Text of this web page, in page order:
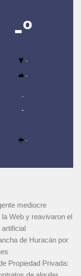
-º
-
-
-
-
-
mediocre
Web y reavivaron el
artificial
de Huracán por
Propiedad Privada: